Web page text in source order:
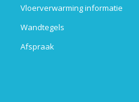
Vloerverwarming informatie
Wandtegels
Afspraak